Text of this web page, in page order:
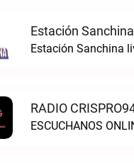
Estación
Estación Sanchina
RADIO
ESCUCHANOS